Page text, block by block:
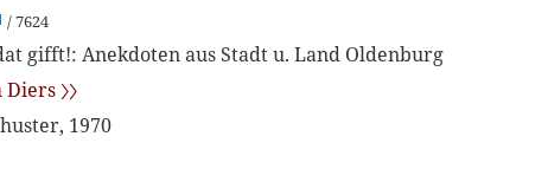
/ 7624
gifft!: Anekdoten aus Stadt u. Land Oldenburg
〉〉
1970